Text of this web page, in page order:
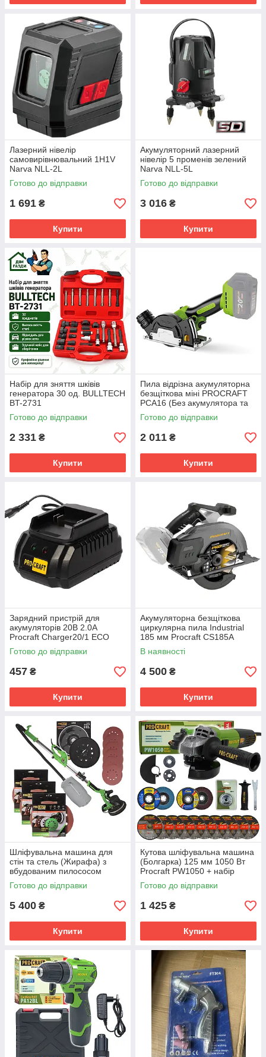
Лазерний нівелір
самовирівнювальний 1H1V
Narva NLL-2L
Готово до відправки
1 691 ₴
Купити
Акумуляторний лазерний
нівелір 5 променів зелений
Narva NLL-5L
Готово до відправки
3 016 ₴
Купити
Набір для зняття шківів
генератора 30 од. BULLTECH
BT-2731
Готово до відправки
2 331 ₴
Купити
Пила відрізна акумуляторна
безщіткова міні PROCRAFT
PCA16 (Без акумулятора та
зарядного пристрою)
Готово до відправки
2 011 ₴
Купити
Зарядний пристрій для
акумуляторів 20В 2.0А
Procraft Charger20/1 ECO
Готово до відправки
457 ₴
Купити
Акумуляторна безщіткова
циркулярна пила Industrial
185 мм Procraft CS185A
В наявності
4 500 ₴
Купити
Шліфувальна машина для
стін та стель (Жирафа) з
вбудованим пилососом
Procraft EX1050 + набір
паперу
Готово до відправки
5 400 ₴
Купити
Кутова шліфувальна машина
(Болгарка) 125 мм 1050 Вт
Procraft PW1050 + набір
дисків та швидка гайка
Готово до відправки
1 425 ₴
Купити